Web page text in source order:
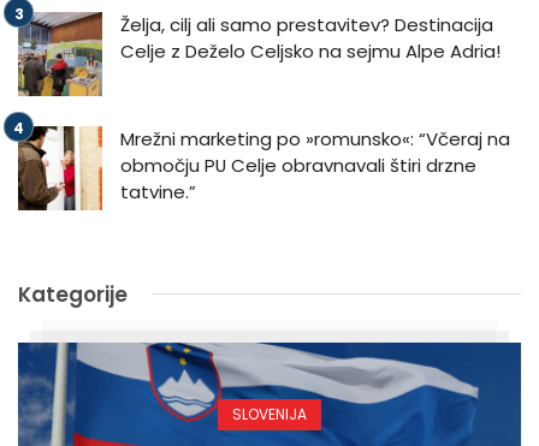
Želja, cilj ali samo prestavitev? Destinacija
Celje z Deželo Celjsko na sejmu Alpe Adria!
Mrežni marketing po »romunsko«: “Včeraj na
območju PU Celje obravnavali štiri drzne
tatvine.”
Kategorije
SLOVENIJA